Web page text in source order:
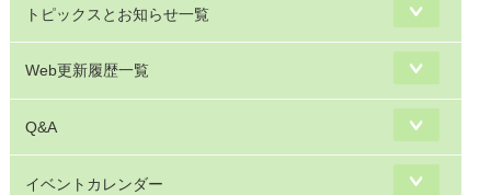
トピックスとお知らせ一覧
Web更新履歴一覧
Q&A
イベントカレンダー